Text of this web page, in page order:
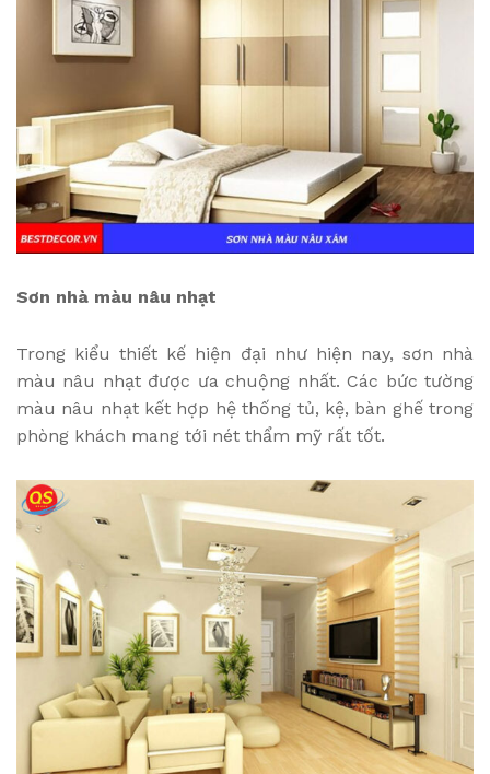
Sơn nhà màu nâu nhạt
Trong kiểu thiết kế hiện đại như hiện nay, sơn nhà
màu nâu nhạt được ưa chuộng nhất. Các bức tường
màu nâu nhạt kết hợp hệ thống tủ, kệ, bàn ghế trong
phòng khách mang tới nét thẩm mỹ rất tốt.